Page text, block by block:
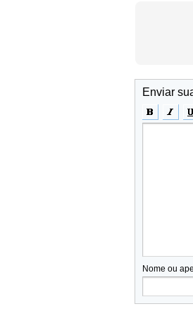
Enviar
Nome ou